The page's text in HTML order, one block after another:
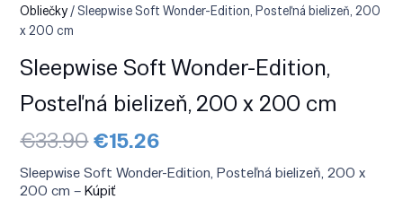
Obliečky/ Sleepwise Soft Wonder-Edition, Posteľná bielizeň, 200
x 200 cm
Sleepwise Soft Wonder-Edition,
Posteľná bielizeň, 200 x 200 cm
€33.90Pôvodná
cena
bola:
€33.90.
€15.26Aktuálna
je:
Sleepwise Soft Wonder-Edition, Posteľná bielizeň, 200 x
200 cm –Kúpiť